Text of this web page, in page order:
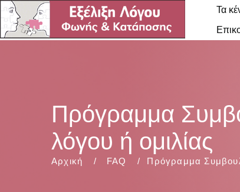
Τα
Πρόγραμμα
λόγου ή ομιλίας
Αρχική FAQ Πρόγραμμα